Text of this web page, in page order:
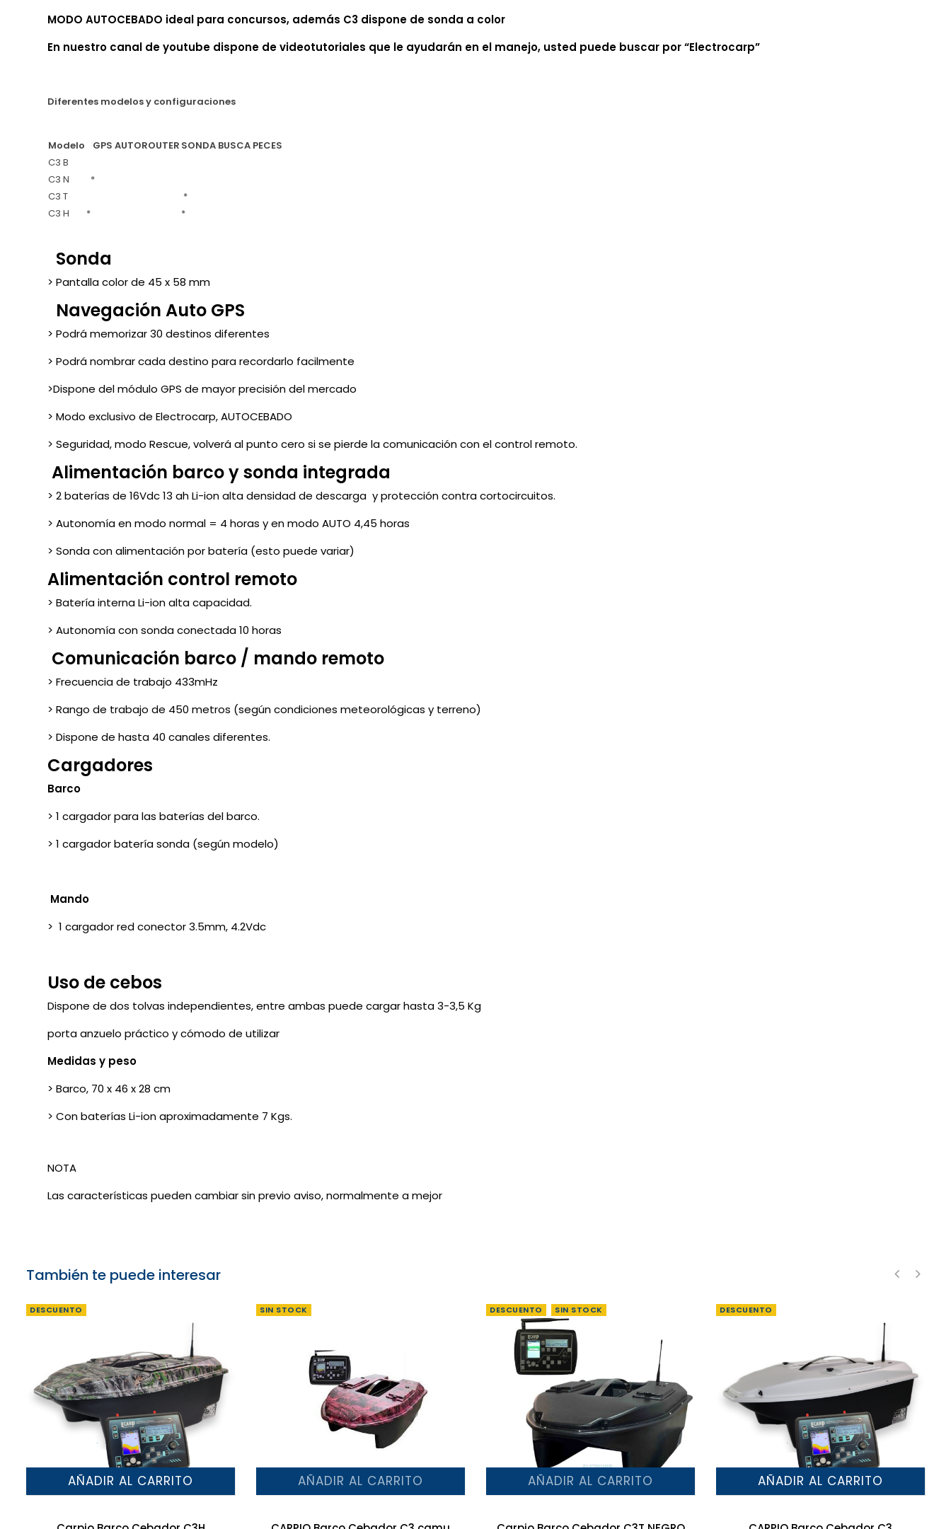
MODO AUTOCEBADO ideal para concursos, además C3 dispone de sonda a color
En nuestro canal de youtube dispone de videotutoriales que le ayudarán en el manejo, usted puede buscar por “Electrocarp”
Diferentes modelos y configuraciones
Modelo GPS AUTOROUTER SONDA BUSCA PECES
C3 B
C3 N
*
C3 T
*
C3 H
* *
Sonda
> Pantalla color de 45 x 58 mm
Navegación Auto GPS
> Podrá memorizar 30 destinos diferentes
> Podrá nombrar cada destino para recordarlo facilmente
>Dispone del módulo GPS de mayor precisión del mercado
> Modo exclusivo de Electrocarp, AUTOCEBADO
> Seguridad, modo Rescue, volverá al punto cero si se pierde la comunicación con el control remoto.
Alimentación barco y sonda integrada
> 2 baterías de 16Vdc 13 ah Li-ion alta densidad de descarga y protección contra cortocircuitos.
> Autonomía en modo normal = 4 horas y en modo AUTO 4,45 horas
> Sonda con alimentación por batería (esto puede variar)
Alimentación control remoto
> Batería interna Li-ion alta capacidad.
> Autonomía con sonda conectada 10 horas
Comunicación barco / mando remoto
> Frecuencia de trabajo 433mHz
> Rango de trabajo de 450 metros (según condiciones meteorológicas y terreno)
> Dispone de hasta 40 canales diferentes.
Cargadores
Barco
> 1 cargador para las baterías del barco.
> 1 cargador batería sonda (según modelo)
Mando
> 1 cargador red conector 3.5mm, 4.2Vdc
Uso de cebos
Dispone de dos tolvas independientes, entre ambas puede cargar hasta 3-3,5 Kg
porta anzuelo práctico y cómodo de utilizar
Medidas y peso
> Barco, 70 x 46 x 28 cm
> Con baterías Li-ion aproximadamente 7 Kgs.
NOTA
Las características pueden cambiar sin previo aviso, normalmente a mejor
También te puede interesar
DESCUENTO
AÑADIR AL CARRITO
SIN STOCK
AÑADIR AL CARRITO
DESCUENTO SIN STOCK
AÑADIR AL CARRITO
DESCUENTO
AÑADIR AL CARRITO